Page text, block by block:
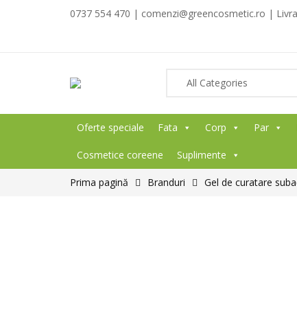
0737 554 470 | comenzi@greencosmetic.ro |
Oferte speciale Fata Corp Par
Cosmetice coreene Suplimente
Prima pagină Branduri Gel de curatare